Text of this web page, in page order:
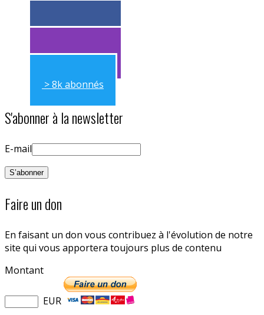
> 11k abonnés
> 11k abonnés
> 8k abonnés
S'abonner à la newsletter
E-mail
Faire un don
En faisant un don vous contribuez à l'évolution de notre
site qui vous apportera toujours plus de contenu
Montant
EUR